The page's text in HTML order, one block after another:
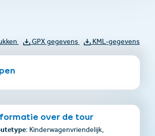
GPX gegevens KML-gegevens
over de tour
: Kinderwagenvriendelijk,